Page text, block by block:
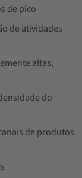
de pico
de atividades
altas,
do
de produtos